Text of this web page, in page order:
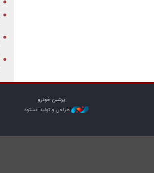
پرشین خودرو
طراحی و تولید: نستوه